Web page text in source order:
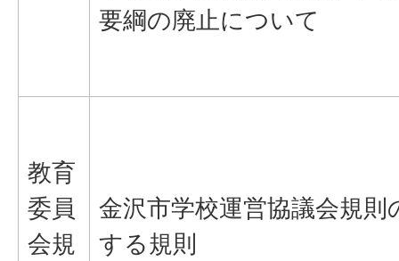
要綱の廃止について
教育
委員
会規
金沢市学校運営協議会規則
する規則